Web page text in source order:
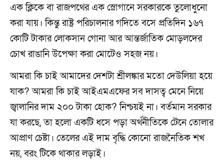
এক ক্লিকে বা রাজপথের এক স্লোগানে সরকারকে তুলোধুনো
করা যায়। কিন্তু রাষ্ট্র পরিচালনার গদিতে বসে প্রতিদিন ১৬৭
কোটি টাকার লোকসান গোনা আর আন্তর্জাতিক মোড়লদের
চোখ রাঙানি উপেক্ষা করা মোটেও সহজ নয়।
আমরা কি চাই আমাদের দেশটা শ্রীলঙ্কার মতো দেউলিয়া হয়ে
যাক? আমরা কি চাই আইএমএফের সব দাসত্ব মেনে নিয়ে
জ্বালানির দাম ২০০ টাকা হোক? নিশ্চয়ই না। বর্তমান সরকার
যা করছে, তা হলো একটি ধসে পড়া অর্থনীতিকে টেনে তোলার
আপ্রাণ চেষ্টা। তেলের এই দাম বৃদ্ধি কোনো রাজনৈতিক শখ
নয়, বরং টিকে থাকার লড়াই।